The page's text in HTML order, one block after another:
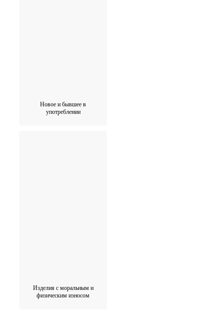
Новое и бывшее в
употреблении
Изделия с моральным и
физическим износом